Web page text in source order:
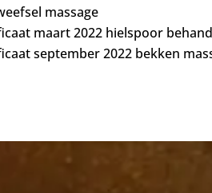
massage
maart 2022 hielspoor
september 2022 bekken